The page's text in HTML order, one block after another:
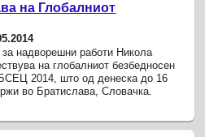
на Глобалниот
за надворешни работи Никола
на глобалниот безбедносен
2014, што од денеска до 16
во Братислава, Словачка.